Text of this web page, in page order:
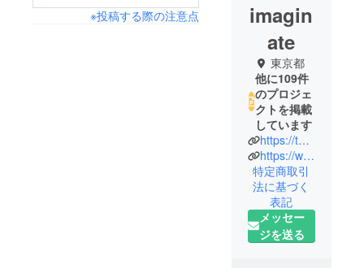
※投稿する際の注意点
imagin
ate
東京都
他に109件
のプロジェ
クトを掲載
しています
https://twitter.com/heroines_idol/
https://www.imaginate.jp/
特定商取引
法に基づく
表記
メッセー
ジを送る